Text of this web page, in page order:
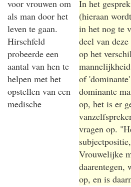
In het
(hieraan
in het nog te
deel van
op het
of
dominante
op, het is er
vragen op.
Vrouwelijke
daarentegen,
op, en is
voor vrouwen om
als man door het
leven te gaan.
Hirschfeld
probeerde een
aantal van hen te
helpen met het
opstellen van een
medische